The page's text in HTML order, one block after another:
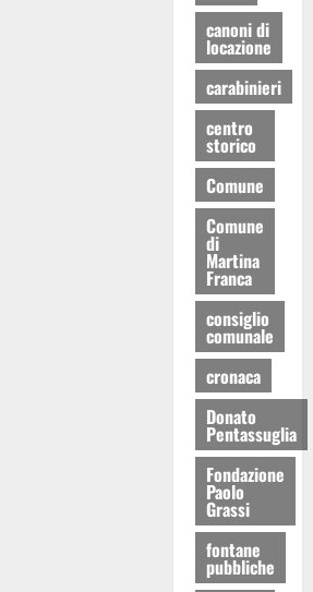
canoni di
locazione
carabinieri
centro
storico
Comune
Comune
di
Martina
Franca
consiglio
comunale
cronaca
Donato
Pentassuglia
Fondazione
Paolo
Grassi
fontane
pubbliche